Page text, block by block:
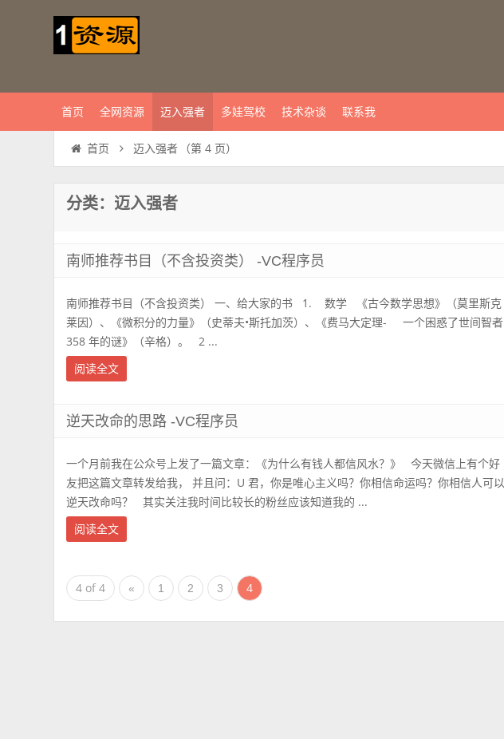
首页 全网资源 迈入强者 多娃驾校 技术杂谈 联系我
首页 迈入强者 （第 4 页）
分类：迈入强者
南师推荐书目（不含投资类） -VC程序员
南师推荐书目（不含投资类） 一、给大家的书 1. 数学 《古今数学思想》（莫里斯克
莱因）、《微积分的力量》（史蒂夫•斯托加茨）、《费马大定理- 一个困惑了世间智者
358 年的谜》（辛格）。 2 ...
阅读全文
逆天改命的思路 -VC程序员
一个月前我在公众号上发了一篇文章：《为什么有钱人都信风水？》 今天微信上有个好
友把这篇文章转发给我， 并且问：U 君，你是唯心主义吗？你相信命运吗？你相信人可以
逆天改命吗？ 其实关注我时间比较长的粉丝应该知道我的 ...
阅读全文
4 of 4 « 1 2 3 4